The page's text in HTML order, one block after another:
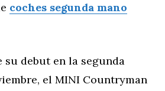
coches segunda mano
su debut en la segunda
el MINI Countryman